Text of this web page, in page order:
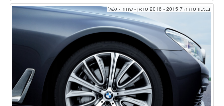
ב.מ.וו סדרה 7 2015 - 2016 סדאן - שחור - גלגל